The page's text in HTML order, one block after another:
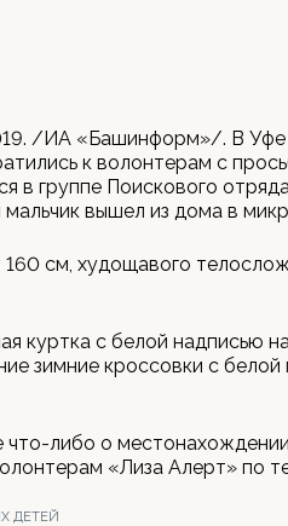
/ИА «Башинформ»/. В Уфе
к волонтерам с
в группе Поискового
вышел из дома в
см, худощавого
куртка с белой надписью
зимние кроссовки с
что-либо о
«Лиза Алерт» по
ДЕТЕЙ